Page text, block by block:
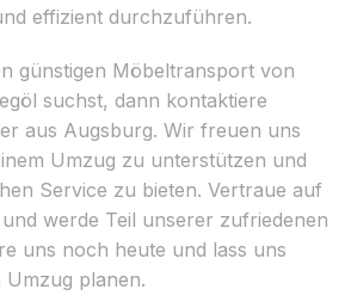
effizient durchzuführen.
günstigen Möbeltransport von
suchst, dann kontaktiere
aus Augsburg. Wir freuen uns
Umzug zu unterstützen und
Service zu bieten. Vertraue auf
werde Teil unserer zufriedenen
uns noch heute und lass uns
Umzug planen.